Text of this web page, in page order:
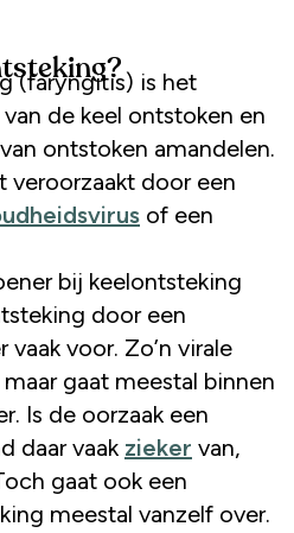
de keel ontstoken en
ontstoken amandelen.
veroorzaakt door een
of een
bij keelontsteking
door een
voor. Zo’n virale
gaat meestal binnen
Is de oorzaak een
daar vaak zieker van,
gaat ook een
meestal vanzelf over.